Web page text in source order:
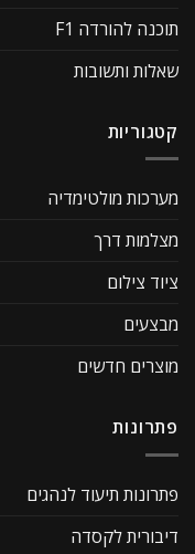
תוכנה להורדה F1
שאלות ותשובות
קטגוריות
מערכות מולטימדיה
מצלמות דרך
ציוד צילום
מבצעים
מוצרים חדשים
פתרונות
פתרונות תיעוד לנהגים
דיבורית לקסדה